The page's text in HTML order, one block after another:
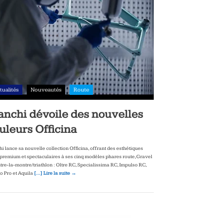
Nouveautés Route
dévoile des nouvelles
Officina
lance sa nouvelle collection Officina, offrant des esthétiques
et spectaculaires à ses cinq modèles phares route, Gravel
triathlon : Oltre RC, Specialissima RC, Impulso RC,
Pro et Aquila […] Lire la suite →